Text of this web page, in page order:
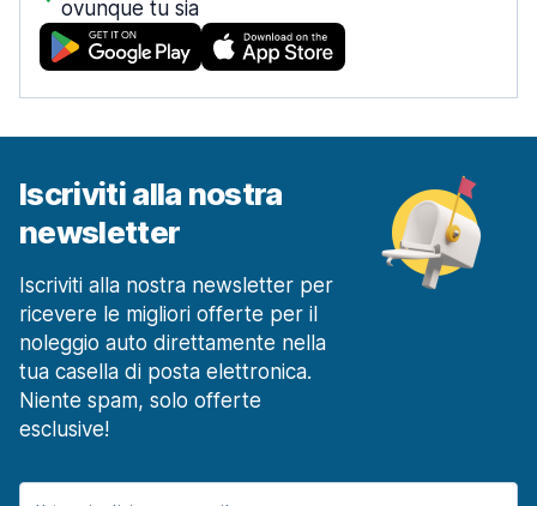
ovunque tu sia
Iscriviti alla nostra
newsletter
Iscriviti alla nostra newsletter per
ricevere le migliori offerte per il
noleggio auto direttamente nella
tua casella di posta elettronica.
Niente spam, solo offerte
esclusive!